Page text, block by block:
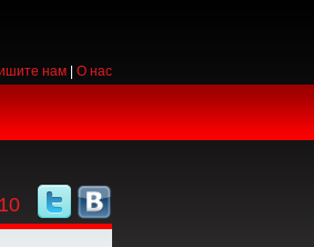
нам О нас